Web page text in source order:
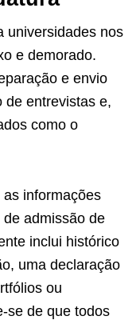
universidades nos
e demorado.
e envio
de entrevistas e,
como o
informações
admissão de
inclui histórico
uma declaração
ou
se de que todos